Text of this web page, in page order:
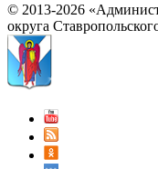
© 2013-2026
округа